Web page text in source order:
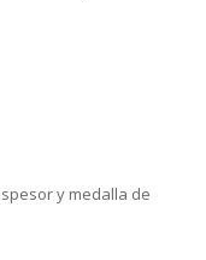
y medalla de